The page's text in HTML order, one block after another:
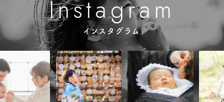
Instagram
インスタグラム